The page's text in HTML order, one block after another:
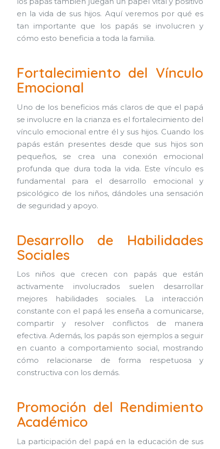
en la vida de sus hijos. Aquí veremos por qué es
tan importante que los papás se involucren y
cómo esto beneficia a toda la familia.
Fortalecimiento del Vínculo
Emocional
Uno de los beneficios más claros de que el papá
se involucre en la crianza es el fortalecimiento del
vínculo emocional entre él y sus hijos. Cuando los
papás están presentes desde que sus hijos son
pequeños, se crea una conexión emocional
profunda que dura toda la vida. Este vínculo es
fundamental para el desarrollo emocional y
psicológico de los niños, dándoles una sensación
de seguridad y apoyo.
Desarrollo de Habilidades
Sociales
Los niños que crecen con papás que están
activamente involucrados suelen desarrollar
mejores habilidades sociales. La interacción
constante con el papá les enseña a comunicarse,
compartir y resolver conflictos de manera
efectiva. Además, los papás son ejemplos a seguir
en cuanto a comportamiento social, mostrando
cómo relacionarse de forma respetuosa y
constructiva con los demás.
Promoción del Rendimiento
Académico
La participación del papá en la educación de sus